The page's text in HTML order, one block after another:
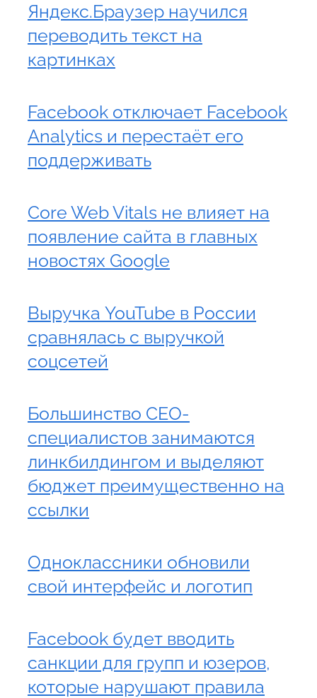
Яндекс.Браузер научился
переводить текст на
картинках
Facebook отключает Facebook
Analytics и перестаёт его
поддерживать
Core Web Vitals не влияет на
появление сайта в главных
новостях Google
Выручка YouTube в России
сравнялась с выручкой
соцсетей
Большинство СЕО-
специалистов занимаются
линкбилдингом и выделяют
бюджет преимущественно на
ссылки
Одноклассники обновили
свой интерфейс и логотип
Facebook будет вводить
санкции для групп и юзеров,
которые нарушают правила